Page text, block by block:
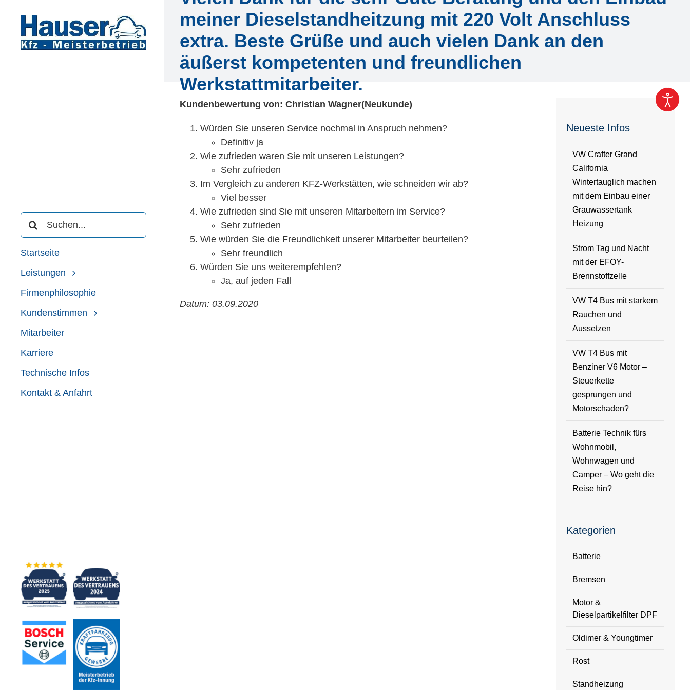
springen
Suche
nach:
Startseite
Leistungen
Firmenphilosophie
Kundenstimmen
Mitarbeiter
Karriere
Technische Infos
Kontakt & Anfahrt
meiner Dieselstandheitzung mit 220 Volt Anschluss
extra. Beste Grüße und auch vielen Dank an den
äußerst kompetenten und freundlichen
Werkstattmitarbeiter.
Kundenbewertung von: Christian Wagner(Neukunde)
Würden Sie unseren Service nochmal in Anspruch nehmen?
Definitiv ja
Wie zufrieden waren Sie mit unseren Leistungen?
Sehr zufrieden
Im Vergleich zu anderen KFZ-Werkstätten, wie schneiden wir ab?
Viel besser
Wie zufrieden sind Sie mit unseren Mitarbeitern im Service?
Sehr zufrieden
Wie würden Sie die Freundlichkeit unserer Mitarbeiter beurteilen?
Sehr freundlich
Würden Sie uns weiterempfehlen?
Ja, auf jeden Fall
Datum: 03.09.2020
Neueste Infos
VW Crafter Grand
California
Wintertauglich machen
mit dem Einbau einer
Grauwassertank
Heizung
Strom Tag und Nacht
mit der EFOY-
Brennstoffzelle
VW T4 Bus mit starkem
Rauchen und
Aussetzen
VW T4 Bus mit
Benziner V6 Motor –
Steuerkette
gesprungen und
Motorschaden?
Batterie Technik fürs
Wohnmobil,
Wohnwagen und
Camper – Wo geht die
Reise hin?
Kategorien
Batterie
Bremsen
Motor &
Dieselpartikelfilter DPF
Oldimer & Youngtimer
Rost
Standheizung